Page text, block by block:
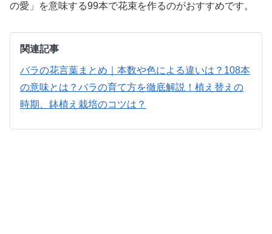
の愛」を意味する99本で花束を作るのがおすすめです。
関連記事
バラの花言葉まとめ｜本数や色による違いは？108本
の意味とは？ バラの育て方を徹底解説！植え替えの
時期、鉢植え栽培のコツは？